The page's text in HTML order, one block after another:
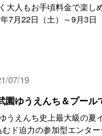
大人もお手頃料金で楽し
7月22日（土）～9月3日
07/19
園ゆうえんち＆プール
うえんち史上最大級の
ド迫力の参加型エンタ